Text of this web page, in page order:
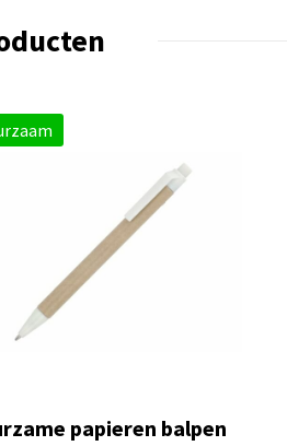
papieren balpen